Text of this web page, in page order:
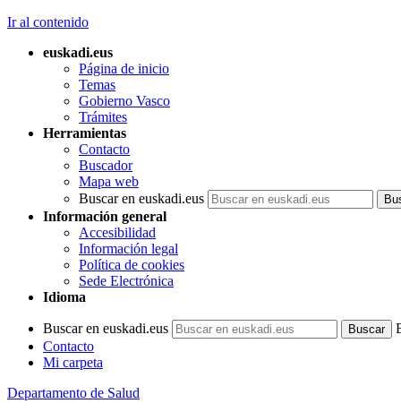
Ir al contenido
euskadi.eus
Página de inicio
Temas
Gobierno Vasco
Trámites
Herramientas
Contacto
Buscador
Mapa web
Buscar en euskadi.eus
Información general
Accesibilidad
Información legal
Política de cookies
Sede Electrónica
Idioma
Buscar en euskadi.eus
Contacto
Mi carpeta
Departamento de Salud